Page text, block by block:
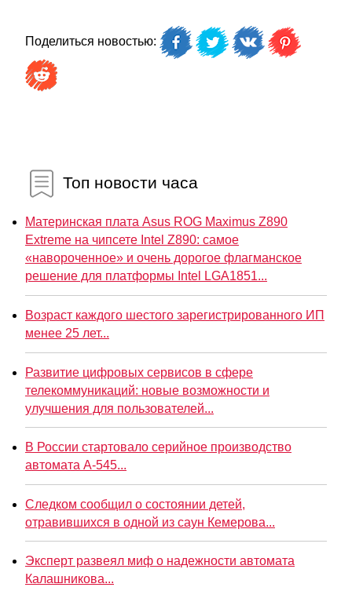
Поделиться новостью:
Топ новости часа
Материнская плата Asus ROG Maximus Z890
Extreme на чипсете Intel Z890: самое
«навороченное» и очень дорогое флагманское
решение для платформы Intel LGA1851...
Возраст каждого шестого зарегистрированного ИП
менее 25 лет...
Развитие цифровых сервисов в сфере
телекоммуникаций: новые возможности и
улучшения для пользователей...
В России стартовало серийное производство
автомата А-545...
Следком сообщил о состоянии детей,
отравившихся в одной из саун Кемерова...
Эксперт развеял миф о надежности автомата
Калашникова...